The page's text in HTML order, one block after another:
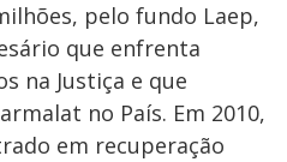
pelo fundo Laep,
que enfrenta
na Justiça e que
no País. Em 2010,
em recuperação